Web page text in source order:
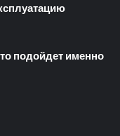
подойдет именно